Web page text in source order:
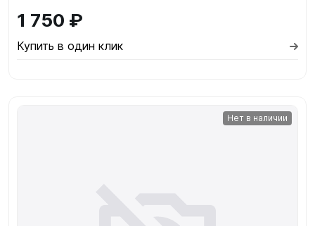
1 750 ₽
Купить в один клик
Нет в наличии